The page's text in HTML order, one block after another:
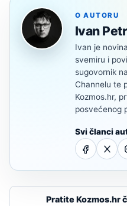
O AUTORU
Ivan
Ivan je
svemiru i
sugovornik
Channelu te
Kozmos.hr,
posvećenog
Svi članci
Pratite Kozmos.hr